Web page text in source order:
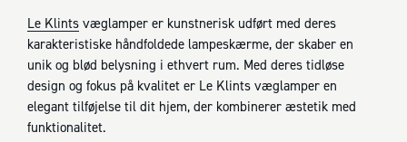
Le Klints væglamper er kunstnerisk udført med deres
karakteristiske håndfoldede lampeskærme, der skaber en
unik og blød belysning i ethvert rum. Med deres tidløse
design og fokus på kvalitet er Le Klints væglamper en
elegant tilføjelse til dit hjem, der kombinerer æstetik med
funktionalitet.